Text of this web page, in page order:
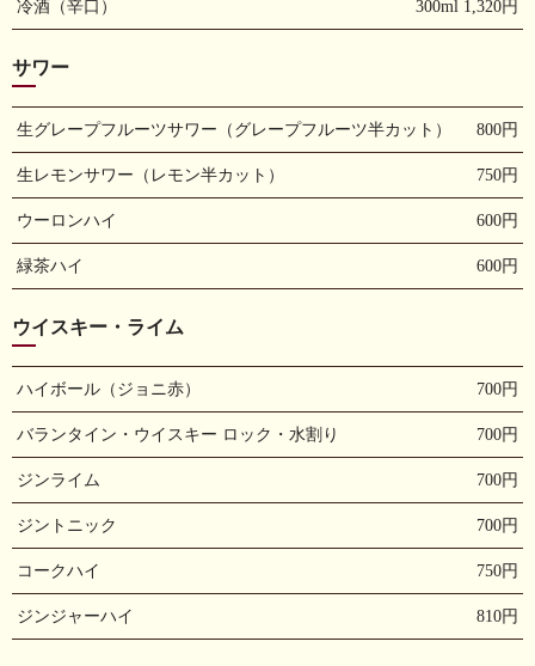
冷酒（辛口） 300ml 1,320円
サワー
生グレープフルーツサワー（グレープフルーツ半カット） 800円
生レモンサワー（レモン半カット） 750円
ウーロンハイ 600円
緑茶ハイ 600円
ウイスキー・ライム
ハイボール（ジョニ赤） 700円
バランタイン・ウイスキー ロック・水割り 700円
ジンライム 700円
ジントニック 700円
コークハイ 750円
ジンジャーハイ 810円